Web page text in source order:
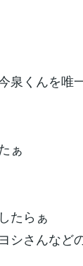
泉くんを唯
ぁ
たらぁ
シさんなど